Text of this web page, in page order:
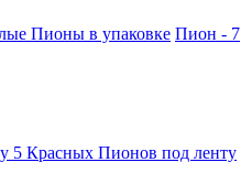
Пионы в упаковке Пион - 7
5 Красных Пионов под ленту